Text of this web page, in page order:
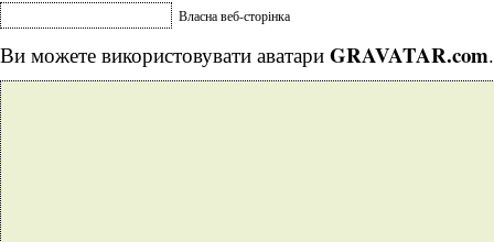
Власна веб-сторінка
Ви можете використовувати аватари GRAVATAR.com.